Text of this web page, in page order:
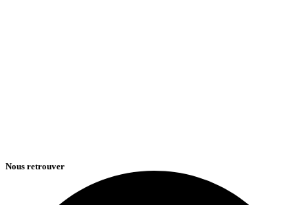
Nous retrouver